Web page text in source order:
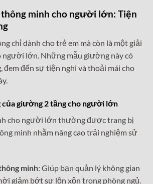
minh cho người lớn: Tiện
chỉ dành cho trẻ em mà còn là một giải
người lớn. Những mẫu giường này có
đem đến sự tiện nghi và thoải mái cho
của giường 2 tầng cho người lớn
cho người lớn thường được trang bị
minh nhằm nâng cao trải nghiệm sử
minh: Giúp bạn quản lý không gian
giảm bớt sự lộn xộn trong phòng ngủ.